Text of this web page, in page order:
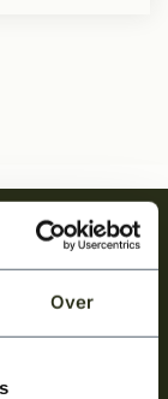
Over
nieuws